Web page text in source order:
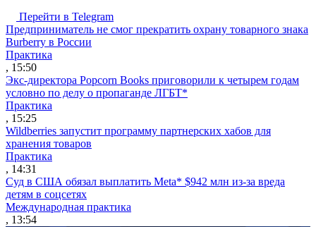
Перейти в Telegram
Предприниматель не смог прекратить охрану товарного знака
Burberry в России
Практика
, 15:50
Экс-директора Popcorn Books приговорили к четырем годам
условно по делу о пропаганде ЛГБТ*
Практика
, 15:25
Wildberries запустит программу партнерских хабов для
хранения товаров
Практика
, 14:31
Суд в США обязал выплатить Meta* $942 млн из-за вреда
детям в соцсетях
Международная практика
, 13:54